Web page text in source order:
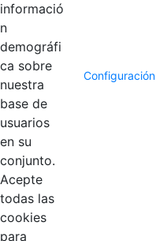
informació
n
demográfi
ca sobre
nuestra
base de
usuarios
en su
conjunto.
Acepte
todas las
cookies
para
Configuración